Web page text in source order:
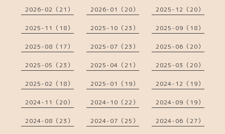
2026-02（21） 2026-01（20） 2025-12（20）
2025-11（18） 2025-10（23） 2025-09（18）
2025-08（17） 2025-07（23） 2025-06（20）
2025-05（23） 2025-04（21） 2025-03（20）
2025-02（18） 2025-01（19） 2024-12（19）
2024-11（20） 2024-10（22） 2024-09（19）
2024-08（23） 2024-07（25） 2024-06（27）